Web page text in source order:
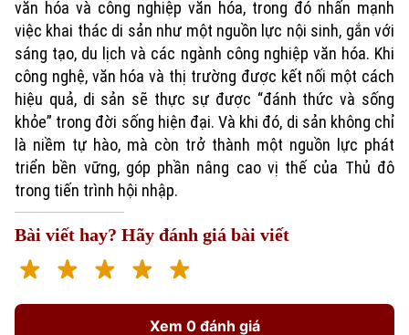
Đánh giá
Làng nghề
Di tích
Y tế
Dinh dưỡng
Tư vấn sức khỏe
Thể thao
Bóng đá
Quần vợt
Golf
Giải trí
Tin tức
Sao
Đã phát sóng
văn hóa và công nghiệp văn hóa, trong đó nhấn mạnh
việc khai thác di sản như một nguồn lực nội sinh, gắn với
sáng tạo, du lịch và các ngành công nghiệp văn hóa. Khi
công nghệ, văn hóa và thị trường được kết nối một cách
hiệu quả, di sản sẽ thực sự được “đánh thức và sống
khỏe” trong đời sống hiện đại. Và khi đó, di sản không chỉ
là niềm tự hào, mà còn trở thành một nguồn lực phát
triển bền vững, góp phần nâng cao vị thế của Thủ đô
trong tiến trình hội nhập.
Bài viết hay? Hãy đánh giá bài viết
Xem 0 đánh giá